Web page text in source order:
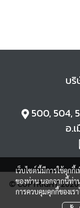
บริ
500, 504,
อ.
© COPYRIGHT 2020
เว็บไซต์นี้มีการใช้คุกกี้
ของท่าน นอกจากนี้ท่า
การควบคุมคุกกี้ของเร